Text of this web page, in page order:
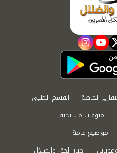
twitter
youtube
instagram
الخاصة
القسم الطبي
منوعات مسيحية
مواضيع عامة
اخبار الحق والضلال